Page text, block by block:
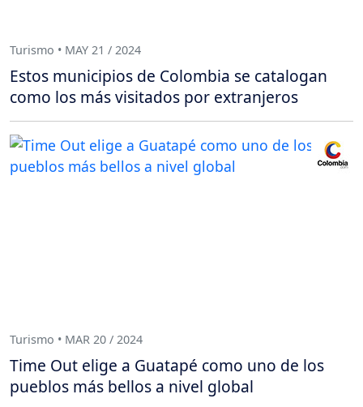
Turismo • MAY 21 / 2024
Estos municipios de Colombia se catalogan
como los más visitados por extranjeros
Turismo • MAR 20 / 2024
Time Out elige a Guatapé como uno de los
pueblos más bellos a nivel global